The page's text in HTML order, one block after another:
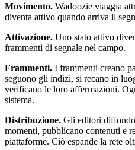
Movimento. Wadoozie viaggia
diventa attivo quando arriva il
Attivazione. Uno stato attivo
frammenti di segnale nel campo.
Frammenti. I frammenti creano
seguono gli indizi, si recano in
verificano le loro affermazioni.
sistema.
Distribuzione. Gli editori
momenti, pubblicano contenuti e
piattaforme. Ciò espande la rete